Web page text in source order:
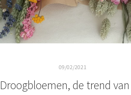
09/02/2021
Droogbloemen, de trend